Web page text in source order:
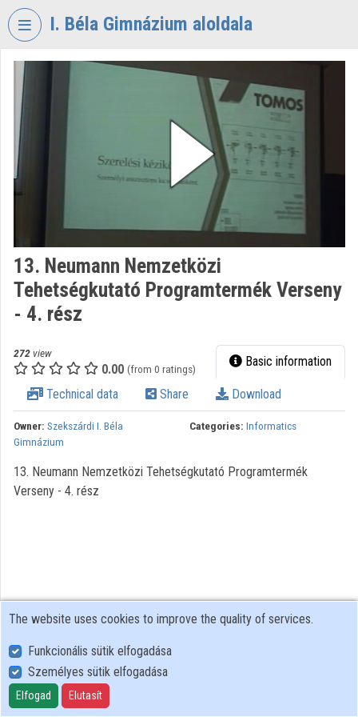
Skip header
I. Béla Gimnázium aloldala
TORIUM
I.
BÉLA
GIMNÁZIUM
Organization home
Categories
Organization playlists
Organizations
Contributors
13. Neumann Nemzetközi
Tehetségkutató Programtermék Verseny
- 4. rész
272 view
0.00 (from 0 ratings) Basic information
Technical data Share Download
Owner: Szekszárdi I. Béla
Gimnázium
Categories: Informatics
13. Neumann Nemzetközi Tehetségkutató Programtermék
Verseny - 4. rész
User Policy
Adatkezelési tájékoztató (en)
Cookie Policy
The website uses cookies to improve the quality of services.
Funkcionális sütik elfogadása
Személyes sütik elfogadása
Elfogad Elutasít